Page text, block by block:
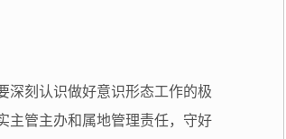
深刻认识做好意识形态工作的极
主管主办和属地管理责任，守好